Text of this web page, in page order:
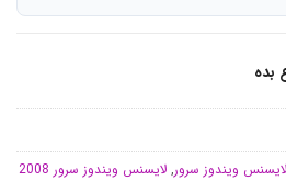
بده
لایسنس ویندوز سرور, لایسنس ویندوز سرور 2008